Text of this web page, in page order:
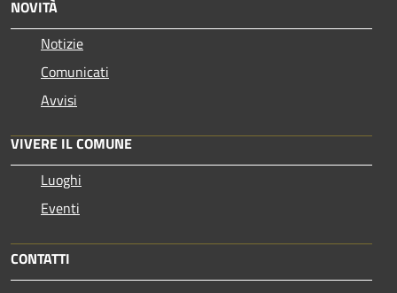
NOVITÀ
Notizie
Comunicati
Avvisi
VIVERE IL COMUNE
Luoghi
Eventi
CONTATTI